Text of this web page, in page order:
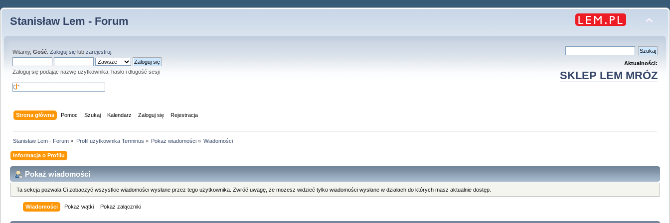
Stanisław Lem - Forum
Witamy, Gość Zaloguj się lub zarejestruj
Zaloguj się podając nazwę użytkownika, hasło i długość sesji
Aktualności:
SKLEP LEM MRÓZ
Strona główna Pomoc Szukaj Kalendarz Zaloguj się Rejestracja
Stanisław Lem - Forum » Profil użytkownika Terminus » Pokaż wiadomości» Wiadomości
Informacja o Profilu
Pokaż wiadomości
Ta sekcja pozwala Ci zobaczyć wszystkie wiadomości wysłane przez tego użytkownika. Zwróć uwagę, że możesz widzieć tylko wiadomości wysłane w działach do których masz aktualnie dostęp.
Wiadomości Pokaż wątki Pokaż załączniki